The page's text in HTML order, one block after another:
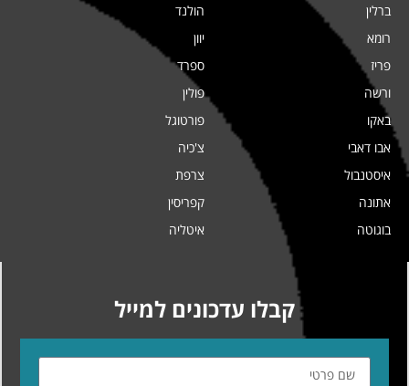
ברלין
רומא
פריז
ורשה
באקו
אבו דאבי
איסטנבול
אתונה
בוגוטה
הולנד
יוון
ספרד
פולין
פורטוגל
צ'כיה
צרפת
קפריסין
איטליה
קבלו עדכונים למייל